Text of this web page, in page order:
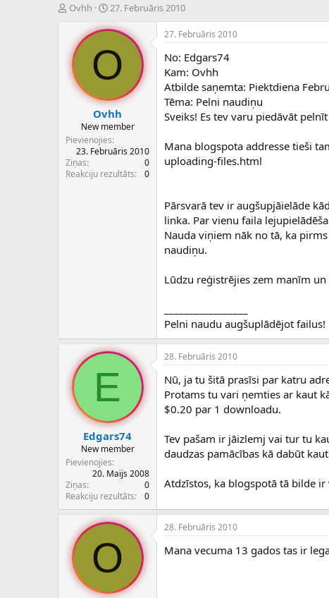
P
e
d
e
z
s
ā
c
Ovhh
S
k
m
d
a
t
u
m
s
27. Februāris 2010
O
Ovhh
New member
Pievienojies
23. Februāris 2010
Ziņas
0
Reakciju rezultāts
0
27. Februāris 2010
No: Edgars74
Kam: Ovhh
Atbilde saņemta: Piektdiena
Tēma: Pelni naudiņu
Sveiks! Es tev varu piedāvāt
Mana blogspota addresse tieši
uploading-files.html
Pārsvarā tev ir augšupjāielāde
linka. Par vienu faila
Nauda viņiem nāk no tā, ka
naudiņu.
Lūdzu reģistrējies zem manīm
Pelni naudu augšuplādējot failus!
E
Edgars74
New member
Pievienojies
20. Maijs 2008
Ziņas
0
Reakciju rezultāts
0
28. Februāris 2010
Nū, ja tu šitā prasīsi par katru
Protams tu vari ņemties ar kaut
$0.20 par 1 downloadu.
Tev pašam ir jāizlemj vai tur tu
daudzas pamācības kā dabūt
Atdzīstos, ka blogspotā tā bilde
O
28. Februāris 2010
Mana vecuma 13 gados tas ir